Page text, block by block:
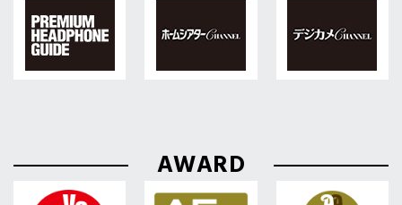
AWARD